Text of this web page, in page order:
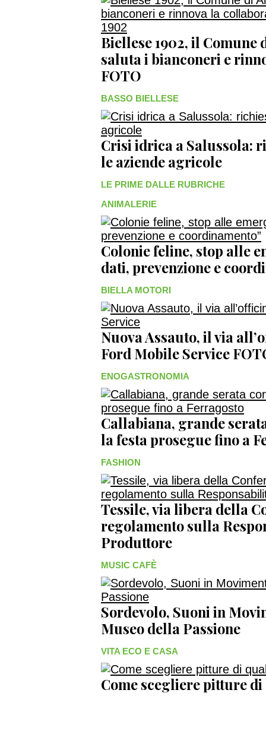
Biellese 1902, il Comune
saluta i bianconeri e
FOTO
BASSO BIELLESE
Crisi idrica a Salussola:
le aziende agricole
LE PRIME DALLE RUBRICHE
ANIMALERIE
Colonie feline, stop alle
dati, prevenzione e
BIELLA MOTORI
Nuova Assauto, il via
Ford Mobile Service
ENOGASTRONOMIA
Callabiana, grande
la festa prosegue fino a
FASHION
Tessile, via libera della
regolamento sulla
Produttore
MUSIC CAFÈ
Sordevolo, Suoni in
Museo della Passione
VITA ECO E CASA
Come scegliere pitture